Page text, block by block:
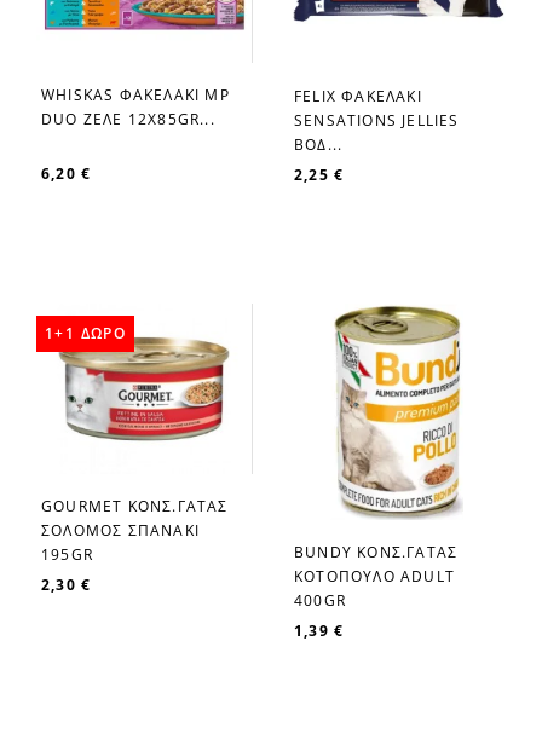
favorite_border
WHISKAS ΦΑΚΕΛΑΚΙ MP
DUO ΖΕΛΕ 12Χ85GR...
6,20 €
favorite_border
FELIX ΦΑΚΕΛΑΚΙ
SENSATIONS JELLIES
ΒΟΔ...
2,25 €
favorite_border
GOURMET ΚΟΝΣ.ΓΑΤΑΣ
ΣΟΛΟΜΟΣ ΣΠΑΝΑΚΙ
195GR
2,30 €
1+1 ΔΩΡΟ
favorite_border
BUNDY ΚΟΝΣ.ΓΑΤΑΣ
ΚΟΤΟΠΟΥΛΟ ADULT
400GR
1,39 €